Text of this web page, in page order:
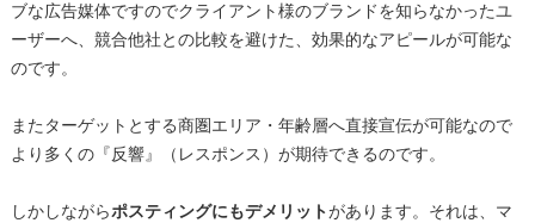
ブな広告媒体ですのでクライアント様のブランドを知らなかったユ
ーザーへ、競合他社との比較を避けた、効果的なアピールが可能な
のです。
またターゲットとする商圏エリア・年齢層へ直接宣伝が可能なので
より多くの『反響』（レスポンス）が期待できるのです。
しかしながらポスティングにもデメリットがあります。それは、マ